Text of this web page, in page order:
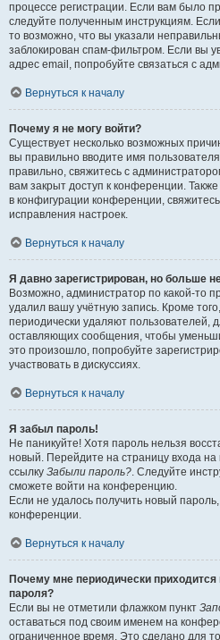
процессе регистрации. Если вам было
следуйте полученным инструкциям.
то возможно, что вы указали
заблокирован спам-фильтром. Если вы
адрес email, попробуйте связаться с
Вернуться к началу
Почему я не могу войти?
Существует несколько возможных
вы правильно вводите имя
правильно, свяжитесь с
вам закрыт доступ к конференции.
в конфигурации конференции,
исправления настроек.
Вернуться к началу
Я давно зарегистрирован, но больше
Возможно, администратор по какой-то
удалил вашу учётную запись. Кроме
периодически удаляют пользователей,
оставляющих сообщения, чтобы
это произошло, попробуйте
участвовать в дискуссиях.
Вернуться к началу
Я забыл пароль!
Не паникуйте! Хотя пароль нельзя
новый. Перейдите на страницу входа
ссылку Забыли пароль?. Следуйте
сможете войти на конференцию.
Если не удалось получить новый
конференции.
Вернуться к началу
Почему мне периодически приходится
пароля?
Если вы не отметили флажком пункт
оставаться под своим именем на
ограниченное время. Это сделано для